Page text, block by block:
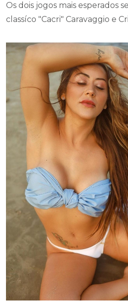
Os dois jogos mais esperados
classíco "Cacri" Caravaggio e